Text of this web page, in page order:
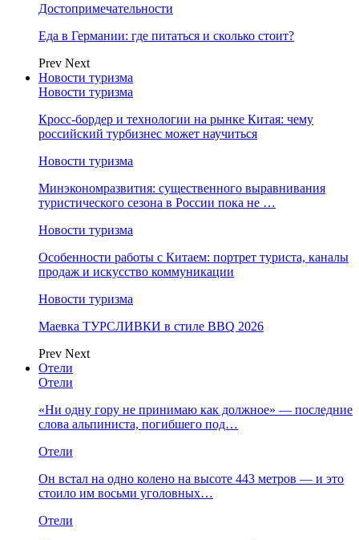
Достопримечательности
Еда в Германии: где питаться и сколько стоит?
Prev Next
Новости туризма
Новости туризма
Кросс-бордер и технологии на рынке Китая: чему
российский турбизнес может научиться
Новости туризма
Минэкономразвития: существенного выравнивания
туристического сезона в России пока не …
Новости туризма
Особенности работы с Китаем: портрет туриста, каналы
продаж и искусство коммуникации
Новости туризма
Маевка ТУРСЛИВКИ в стиле BBQ 2026
Prev Next
Отели
Отели
«Ни одну гору не принимаю как должное» — последние
слова альпиниста, погибшего под…
Отели
Он встал на одно колено на высоте 443 метров — и это
стоило им восьми уголовных…
Отели